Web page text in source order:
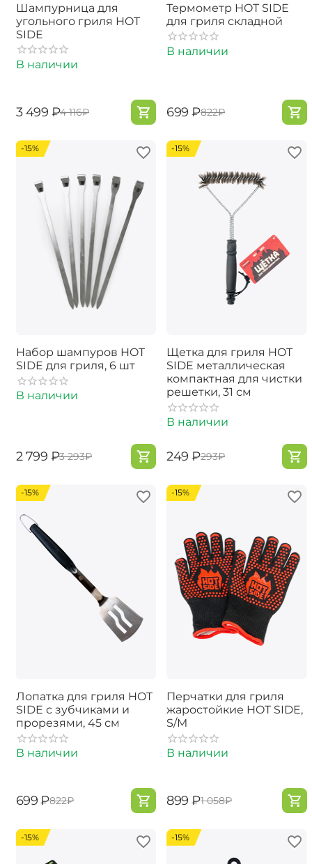
Шампурница для
угольного гриля HOT
SIDE
В наличии
‍3 499‍ ₽‍4 116‍₽
Термометр HOT SIDE
для гриля складной
В наличии
‍699‍ ₽‍822‍₽
-15%
Набор шампуров HOT
SIDE для гриля, 6 шт
В наличии
‍2 799‍ ₽‍3 293‍₽
-15%
Щетка для гриля HOT
SIDE металлическая
компактная для чистки
решетки, 31 см
В наличии
‍249‍ ₽‍293‍₽
-15%
Лопатка для гриля HOT
SIDE с зубчиками и
прорезями, 45 см
В наличии
‍699‍ ₽‍822‍₽
-15%
Перчатки для гриля
жаростойкие HOT SIDE,
S/M
В наличии
‍899‍ ₽‍1 058‍₽
-15% -15%